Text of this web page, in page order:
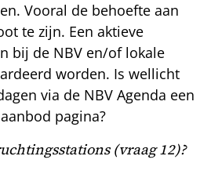
Vooral de behoefte aan
te zijn. Een aktieve
bij de NBV en/of lokale
worden. Is wellicht
via de NBV Agenda een
pagina?
(vraag 12)?